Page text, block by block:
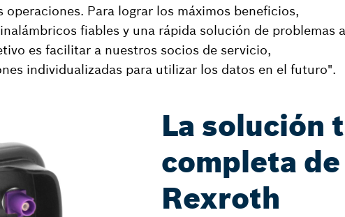
Para lograr los máximos beneficios,
fiables y una rápida solución de problemas a
es facilitar a nuestros socios de servicio,
individualizadas para utilizar los datos en el futuro".
La solución
completa
Rexroth